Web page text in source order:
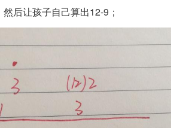
后让孩子自己算出12-9；